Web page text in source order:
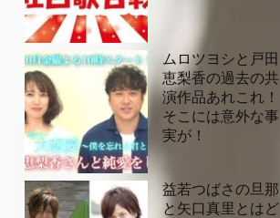
ムロツヨシと戸田
恵梨香の過去の共
演作品あれこれ！
そこには意外な事
実が！
益若つばさの旦那
と矢口真里とはど